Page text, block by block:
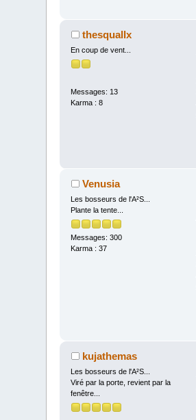
thesquallx
En coup de vent...
Messages: 13
Karma : 8
Venusia
Les bosseurs de l'A²S...
Plante la tente...
Messages: 300
Karma : 37
kujathemas
Les bosseurs de l'A²S...
Viré par la porte, revient par la
fenêtre...